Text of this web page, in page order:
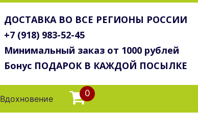
ДОСТАВКА ВО ВСЕ РЕГИОНЫ РОССИИ
+7 (918) 983-52-45
Минимальный заказ от 1000 рублей
Бонус ПОДАРОК В КАЖДОЙ ПОСЫЛКЕ
Вдохновение
0